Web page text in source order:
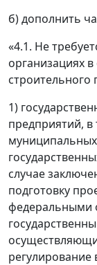
б) дополнить
«4.1. Не
организациях
строительного
1)
предприятий, в
случае
подготовку
федеральными
регулирование